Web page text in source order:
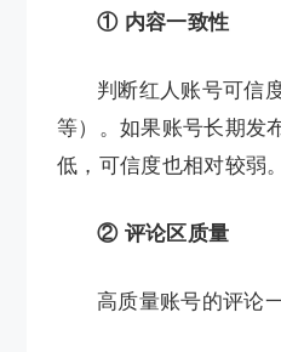
① 内容一致性
判断红人账号可信
等）。如果账号长期发
低，可信度也相对较弱。
② 评论区质量
高质量账号的评论